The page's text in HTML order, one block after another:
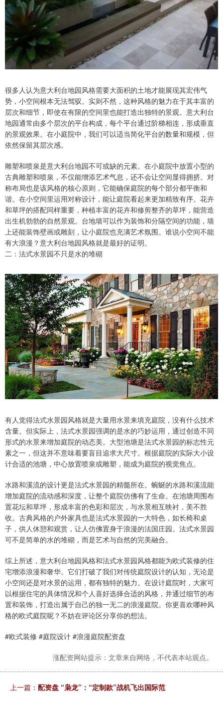
很多人认为意大利台地园风格需要大面积的土地才能展现其宏伟气
势，小空间根本无法驾驭。实则不然，这种风格的魅力在于其丰富的
层次和细节，即使在有限的空间里也能打造出独特的景观。意大利台
地园通常由多个层次的平台构成，每个平台通过阶梯相连，形成垂直
的景观效果。在小庭院中，我们可以适当简化平台的数量和规模，但
依然保留其层次感。
雕塑和喷泉是意大利台地园不可或缺的元素。在小庭院中放置小型的
古典雕塑和喷泉，不仅能增添艺术气息，还不会让空间显得拥挤。对
称布局也是该风格的核心原则，它能确保庭院的每个部分都平衡和
谐。在小空间里运用对称设计，能让庭院看起来更加精致有序。花卉
和草坪的搭配同样重要，种植丰富的花卉和修剪整齐的草坪，能营造
出生机勃勃的自然景观。台地墙可以作为装饰和分隔空间的功能，墙
上还能装饰壁画或雕刻，让小庭院也充满艺术氛围。谁说小空间不能
有大浪漫？意大利台地园风格就是最好的证明。
二：法式水景园不只是水的堆砌
有人觉得法式水景园风格就是大量用水景来填充庭院，没有什么技术
含量。但实际上，法式水景园强调的是水的巧妙运用，通过创造不同
形式的水景来增加庭院的动态美。大型池塘是法式水景园的标志性元
素之一，但这并不意味着要盲目追求大尺寸。根据庭院的实际大小设
计合适的池塘，中心放置喷泉或雕塑，能成为庭院的视觉焦点。
水路和溪流的设计更是法式水景园的精髓所在。蜿蜒的水路和溪流能
增加庭院的流动感和深度，让整个庭院仿佛有了生命。在池塘周围布
置花坛和草坪，形成丰富的色彩和层次，与水景相互映衬，美不胜
收。古典风格的户外家具也是法式水景园的一大特色，如长椅和桌
子，供人休憩和观赏，让人仿佛置身于浪漫的法国庄园。法式水景园
可不是简单的水的堆砌，而是艺术与自然的完美融合。
综上所述，意大利台地园风格和法式水景园风格都能为欧式装修的住
宅增添浪漫和奢华。它们打破了我们对传统庭院设计的认知，无论是
小空间还是对水景的运用，都有独特的魅力。在设计庭院时，大家可
以根据住宅的具体情况和个人喜好选择合适的风格，并通过细节的布
置和装饰，打造出属于自己的独一无二的浪漫庭院。你更喜欢哪种风
格的欧式庭院呢？不妨在评论区分享你的想法。
#欧式装修 #庭院设计 #浪漫庭院配资盘
涨配资网站提示：文章来自网络，不代表本站观点。
上一篇： 配资盘 “枭龙”：“定制款”战机飞出国际范